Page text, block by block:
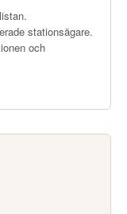
stationsägare.
och